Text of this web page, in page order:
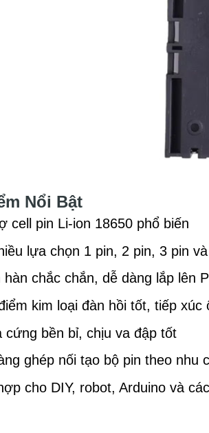
Nổi Bật
cell pin Li-ion 18650 phổ biến
lựa chọn 1 pin, 2 pin, 3 pin
hàn chắc chắn, dễ dàng lắp lên
kim loại đàn hồi tốt, tiếp xúc
cứng bền bỉ, chịu va đập tốt
ghép nối tạo bộ pin theo nhu
cho DIY, robot, Arduino và